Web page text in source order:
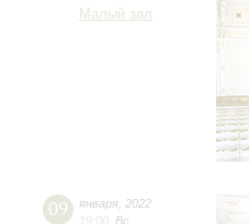
Малый зал
09 января 2022
19:00 Вс